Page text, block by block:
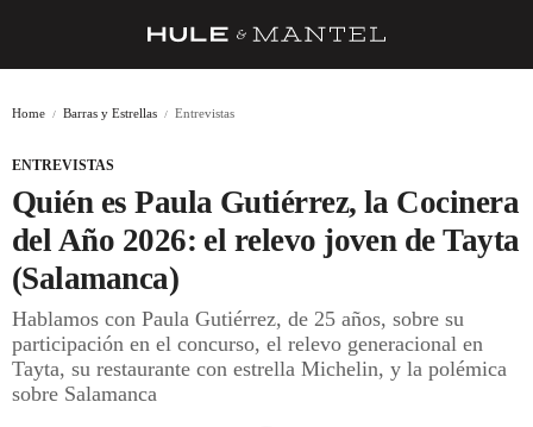
BARRAS Y ESTRELLAS
DÓNDE COMER
ÍDOLOS DE MESAS
CUADERNO DE VIAJE
Home Barras y Estrellas Entrevistas
ENTREVISTAS
Quién es Paula Gutiérrez, la Cocinera
del Año 2026: el relevo joven de Tayta
(Salamanca)
Hablamos con Paula Gutiérrez, de 25 años, sobre su
participación en el concurso, el relevo generacional en
Tayta, su restaurante con estrella Michelin, y la polémica
sobre Salamanca